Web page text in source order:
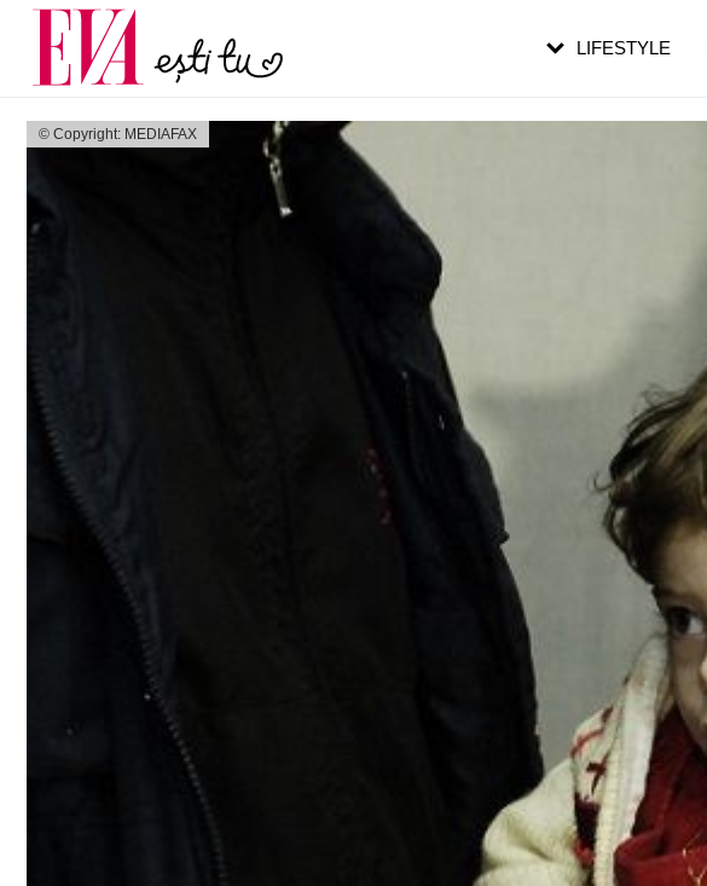
© Copyright: MEDIAFAX
LIFESTYLE
Carieră
Actualitate
pe măsură ce înaintezi în vârstă